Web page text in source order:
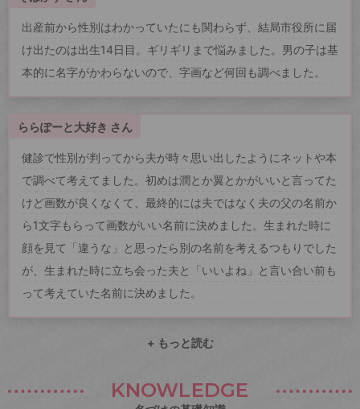
出産前から性別はわかっていたにも関わらず、結局市役所に届
け出たのは出生14日目。ギリギリまで悩みました。男の子は基
本的に名字がかわらないので、字画など何回も調べました。
ららぽーと大好き さん
健診で性別が判ってから夫が時々思い出したようにネットや本
で調べて考えてました。初めは潤とか翼とかがいいと言ってた
けど画数が良くなくて、最終的には夫ではなく夫の父の名前か
ら1文字もらって画数がいい名前に決めました。生まれた時に
顔を見て「違うな」と思ったら別の名前を考えるつもりでした
が、生まれた時に立ち会った夫と「いいよね」と言い合い前も
って考えていた名前に決めました。
+ もっと読む
KNOWLEDGE